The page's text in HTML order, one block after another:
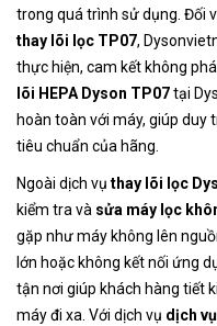
trong quá trình sử dụng. Đối
thay lõi lọc TP07,
thực hiện, cam kết không
lõi HEPA Dyson TP07tại
hoàn toàn với máy, giúp duy
tiêu chuẩn của hãng.
Ngoài dịch vụ thay lõi lọc
kiểm tra và sửa máy lọc
gặp như máy không lên
lớn hoặc không kết nối ứng
tận nơi giúp khách hàng tiết
máy đi xa. Với dịch vụ dịch